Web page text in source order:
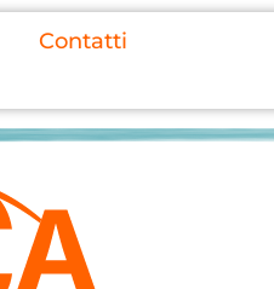
Contatti